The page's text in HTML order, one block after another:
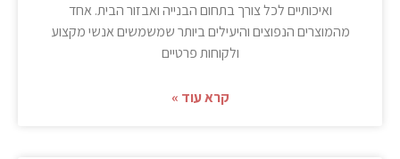
ואיכותיים לכל צורך בתחום הבנייה ואבזור הבית. אחד
מהמוצרים הנפוצים והיעילים ביותר שמשמשים אנשי מקצוע
ולקוחות פרטיים
קרא עוד »